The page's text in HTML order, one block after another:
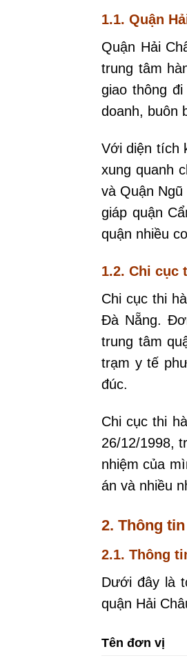
1.1. Quận
Quận Hải
trung tâm
giao thông
doanh, buôn
Với diện tích
xung quanh
và Quận
giáp quận
quận nhiều
1.2. Chi cục
Chi cục thi
Đà Nẵng.
trung tâm
trạm y tế
đúc.
Chi cục thi
26/12/1998,
nhiệm của
án và nhiều
2. Thông
2.1. Thông
Dưới đây là
quận Hải
Tên đơn vị